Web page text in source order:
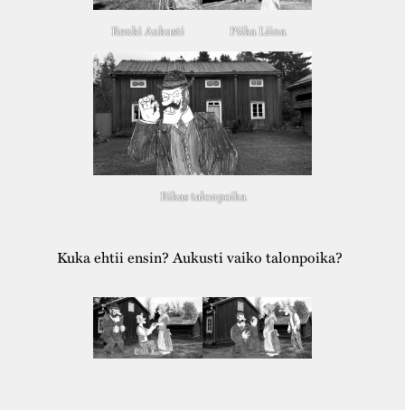
Renki Aukusti Piika Liina
Rikas talonpoika
Kuka ehtii ensin? Aukusti vaiko talonpoika?